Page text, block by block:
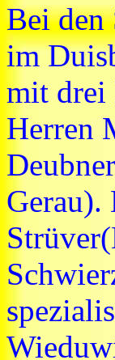
Bei den
im
mit drei
Herren
Gerau).